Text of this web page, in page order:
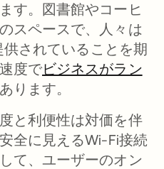
す。図書館やコーヒ
スペースで、人々は
されていることを期
度でビジネスがラン
で開く
ります。
と利便性は対価を伴
全に見えるWi-Fi接続
て、ユーザーのオン